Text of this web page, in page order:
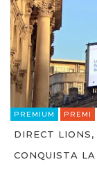
PREMIUM PREMI
DIRECT LIONS,
CONQUISTA